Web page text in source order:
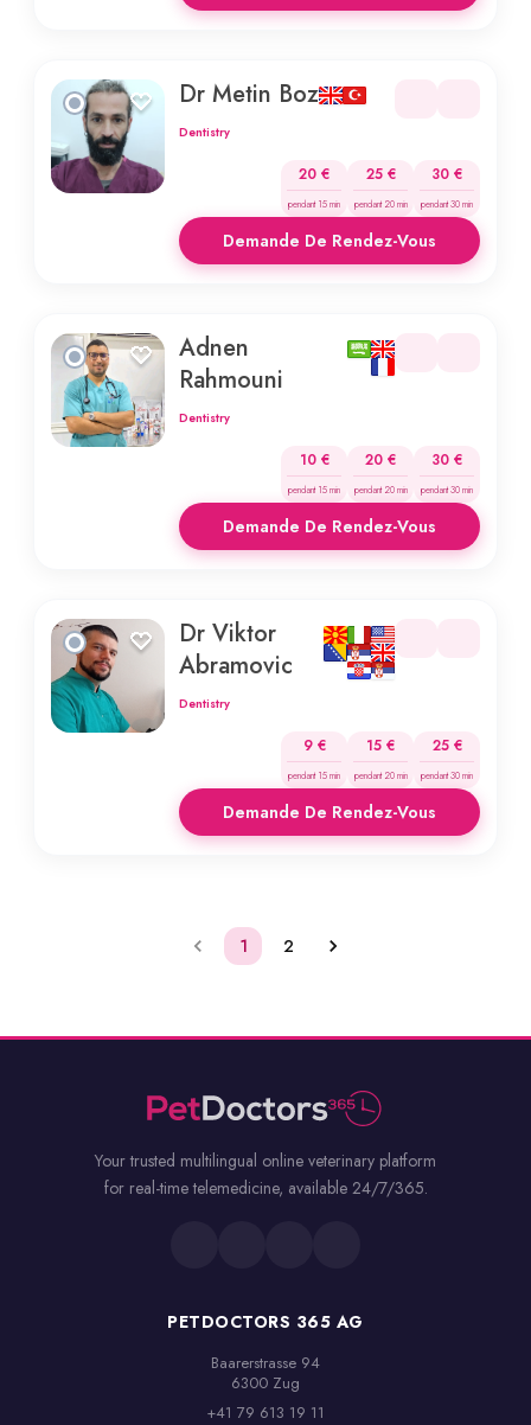
Dr Metin Boz
Dentistry
20 €
pendant 15 min
25 €
pendant 20 min
30 €
pendant 30 min
Demande De Rendez-Vous
Adnen
Rahmouni
Dentistry
10 €
pendant 15 min
20 €
pendant 20 min
30 €
pendant 30 min
Demande De Rendez-Vous
Dr Viktor
Abramovic
Dentistry
9 €
pendant 15 min
15 €
pendant 20 min
25 €
pendant 30 min
Demande De Rendez-Vous
1 2
Your trusted multilingual online veterinary platform
for real-time telemedicine, available 24/7/365.
PETDOCTORS 365 AG
Baarerstrasse 94
6300 Zug
+41 79 613 19 11